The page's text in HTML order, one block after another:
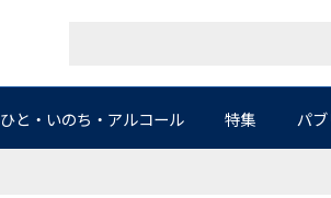
ひと・いのち・アルコール 特集 パ